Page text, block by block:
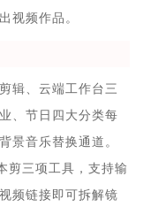
视频作品。
辑、云端工作台三
、节日四大分类每
景音乐替换通道。
剪三项工具，支持输
频链接即可拆解镜